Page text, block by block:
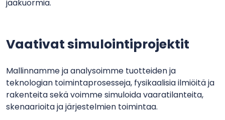
jääkuormia.
Vaativat simulointiprojektit
Mallinnamme ja analysoimme tuotteiden ja
teknologian toimintaprosesseja, fysikaalisia ilmiöitä ja
rakenteita sekä voimme simuloida vaaratilanteita,
skenaarioita ja järjestelmien toimintaa.